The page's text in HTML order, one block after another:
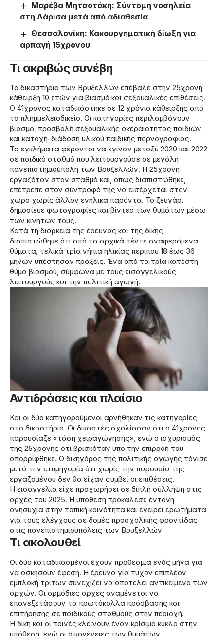
Μαρέβα Μητσοτάκη: Σύντομη νοσηλεία
στη Λάρισα μετά από αδιαθεσία
Θεσσαλονίκη: Κακουργηματική δίωξη για
αρπαγή 15χρονου
Τι ακριβώς συνέβη
Το δικαστήριο των Βρυξελλών επέβαλε στην 25χρονη
κάθειρξη 10 ετών για βιασμό και σεξουαλικές επιθέσεις.
Ο 41χρονος καταδικάστηκε σε 12 χρόνια κάθειρξης από
το πλημμελειοδικείο. Οι κατηγορίες περιλαμβάνουν
βιασμό, προσβολή σεξουαλικής ακεραιότητας παιδιών
και κατοχή-διάδοση υλικού παιδικής πορνογραφίας.
Τα εγκλήματα φέρονται να έγιναν μεταξύ 2020 και 2022
σε παιδικό σταθμό που λειτουργούσε σε μεγάλη
πανεπιστημιούπολη των Βρυξελλών. Η 25χρονη
εργαζόταν στον σταθμό και, όπως διαπιστώθηκε,
επέτρεπε στον σύντροφό της να εισέρχεται στον
χώρο χωρίς άλλον ενήλικα παρόντα. Το ζευγάρι
δημοσίευε φωτογραφίες και βίντεο των θυμάτων μέσω
των κινητών τους.
Κατά τη διάρκεια της έρευνας και της δίκης
διαπιστώθηκε ότι από τα αρχικά πέντε αναφερόμενα
θύματα, τελικά τρία νήπια ηλικίας περίπου 18 έως 36
μηνών υπέστησαν πράξεις. Ένα από τα τρία κατέστη
θύμα βιασμού, σύμφωνα με τους εισαγγελικούς
λειτουργούς και την πολιτική αγωγή.
Αντιδράσεις και πλαίσιο
Και οι δύο κατηγορούμενοι αρνήθηκαν τις κατηγορίες
στο δικαστήριο. Οι δικαστές σχολίασαν ότι ο 41χρονος
παρουσίαζε «τάση χειραγώγησης», ενώ ο ισχυρισμός
της 25χρονης ότι βρισκόταν υπό την επιρροή του
απορρίφθηκε. Ο δικηγόρος της πολιτικής αγωγής τόνισε
μετά την ετυμηγορία ότι χωρίς την παρουσία της
εργαζομένου δεν θα είχαν συμβεί οι επιθέσεις.
Η εισαγγελία είχε προχωρήσει σε διπλή σύλληψη στις
αρχές του 2025. Η υπόθεση προκάλεσε έντονη
ανησυχία στην τοπική κοινότητα και εγείρει ερωτήματα
για τους ελέγχους σε δομές προσχολικής φροντίδας
στις πανεπιστημιουπόλεις των Βρυξελλών.
Τι ακολουθεί
Οι δύο καταδικασμένοι έχουν προθεσμία ενός μήνα για
να ασκήσουν έφεση. Η έρευνα για τυχόν επιπλέον
εμπλοκή τρίτων συνεχίζει να αποτελεί αντικείμενο των
αρχών. Οι αρμόδιες αρχές αναμένεται να
επανεξετάσουν τα πρωτόκολλα πρόσβασης και
επιτήρησης σε παιδικούς σταθμούς στην περιοχή.
Η δίκη και οι ποινές κλείνουν έναν κρίσιμο κύκλο στην
υπόθεση, ενώ οι οικογένειες των θυμάτων